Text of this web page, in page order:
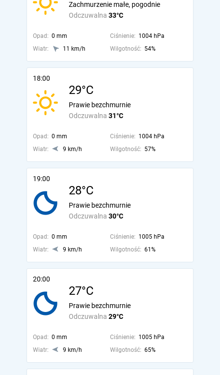
Odczuwalna 33°C
Zachmurzenie małe, pogodnie
Opad: 0 mm Ciśnienie: 1004 hPa
Wiatr:
11 km/h Wilgotność: 54%
18:00
29°C
Odczuwalna 31°C
Prawie bezchmurnie
Opad: 0 mm Ciśnienie: 1004 hPa
Wiatr:
9 km/h Wilgotność: 57%
19:00
28°C
Odczuwalna 30°C
Prawie bezchmurnie
Opad: 0 mm Ciśnienie: 1005 hPa
Wiatr:
9 km/h Wilgotność: 61%
20:00
27°C
Odczuwalna 29°C
Prawie bezchmurnie
Opad: 0 mm Ciśnienie: 1005 hPa
Wiatr:
9 km/h Wilgotność: 65%